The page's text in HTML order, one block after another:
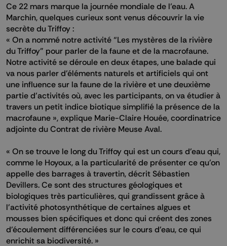
Ce 22 mars marque la journée mondiale de l’eau. A
Marchin, quelques curieux sont venus découvrir la vie
secrète du Triffoy :
« On a nommé notre activité “Les mystères de la rivière
du Triffoy” pour parler de la faune et de la macrofaune.
Notre activité se déroule en deux étapes, une balade qui
va nous parler d'éléments naturels et artificiels qui ont
une influence sur la faune de la rivière et une deuxième
partie d'activités où, avec les participants, on va étudier à
travers un petit indice biotique simplifié la présence de la
macrofaune », explique Marie-Claire Houée, coordinatrice
adjointe du Contrat de rivière Meuse Aval.
« On se trouve le long du Triffoy qui est un cours d'eau qui,
comme le Hoyoux, a la particularité de présenter ce qu'on
appelle des barrages à travertin, décrit Sébastien
Devillers. Ce sont des structures géologiques et
biologiques très particulières, qui grandissent grâce à
l'activité photosynthétique de certaines algues et
mousses bien spécifiques et donc qui créent des zones
d'écoulement différenciées sur le cours d'eau, ce qui
enrichit sa biodiversité. »